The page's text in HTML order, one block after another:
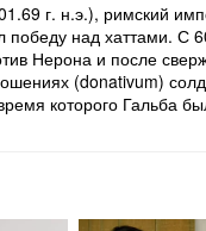
г. н.э.), римский
над хаттами. С
Нерона и после
(donativum)
которого